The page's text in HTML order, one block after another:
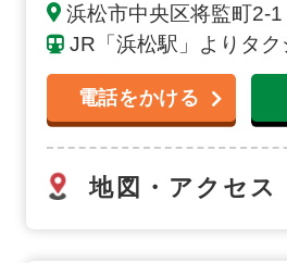
浜松市中央区将監町2-1
JR「浜松駅」よりタク
電話をかける
地図・アクセス